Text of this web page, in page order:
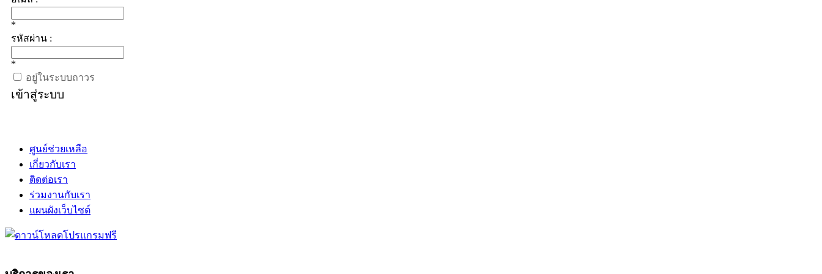
*
รหัสผ่าน :
*
อยู่ในระบบถาวร
เข้าสู่ระบบ
ศูนย์ช่วยเหลือ
เกี่ยวกับเรา
ติดต่อเรา
ร่วมงานกับเรา
แผนผังเว็บไซต์